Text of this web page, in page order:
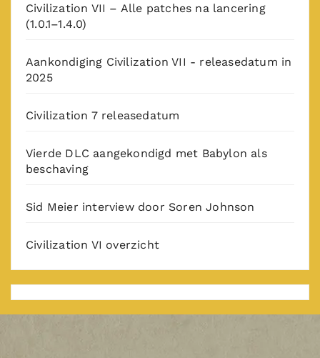
Civilization VII – Alle patches na lancering
(1.0.1–1.4.0)
Aankondiging Civilization VII - releasedatum in
2025
Civilization 7 releasedatum
Vierde DLC aangekondigd met Babylon als
beschaving
Sid Meier interview door Soren Johnson
Civilization VI overzicht